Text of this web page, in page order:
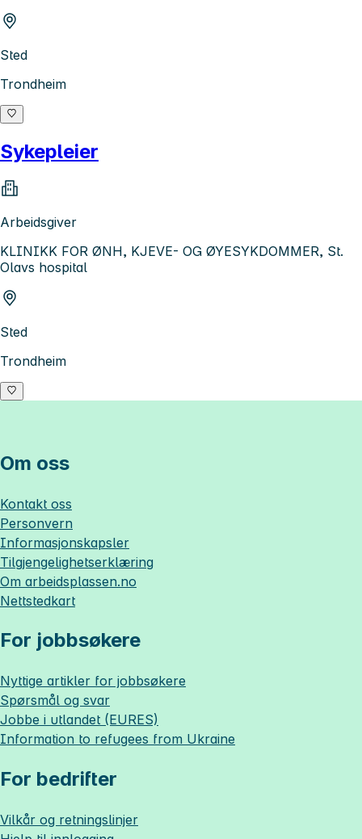
Sted
Trondheim
Sykepleier
Arbeidsgiver
KLINIKK FOR ØNH, KJEVE- OG ØYESYKDOMMER, St.
Olavs hospital
Sted
Trondheim
Om oss
Kontakt oss
Personvern
Informasjonskapsler
Tilgjengelighetserklæring
Om arbeidsplassen.no
Nettstedkart
For jobbsøkere
Nyttige artikler for jobbsøkere
Spørsmål og svar
Jobbe i utlandet (EURES)
Information to refugees from Ukraine
For bedrifter
Vilkår og retningslinjer